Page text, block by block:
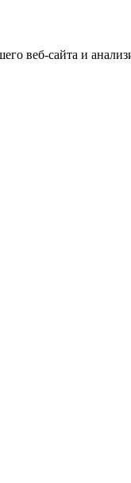
веб-сайта и